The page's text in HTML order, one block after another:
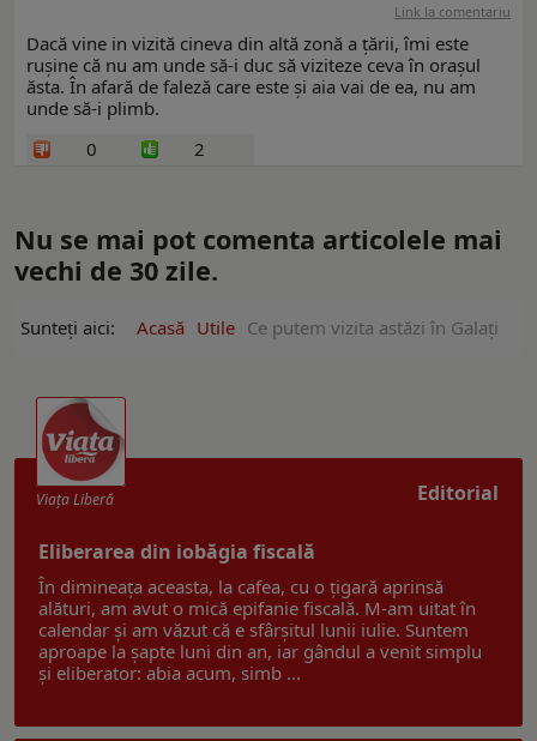
Link la comentariu
Dacă vine in vizită cineva din altă zonă a țării, îmi este
rușine că nu am unde să-i duc să viziteze ceva în orașul
ăsta. În afară de faleză care este și aia vai de ea, nu am
unde să-i plimb.
0
2
Nu se mai pot comenta articolele mai
vechi de 30 zile.
Sunteți aici: Acasă Utile Ce putem vizita astăzi în Galați
Editorial
Viaţa Liberă
Eliberarea din iobăgia fiscală
În dimineața aceasta, la cafea, cu o țigară aprinsă
alături, am avut o mică epifanie fiscală. M-am uitat în
calendar și am văzut că e sfârșitul lunii iulie. Suntem
aproape la șapte luni din an, iar gândul a venit simplu
și eliberator: abia acum, simb ...